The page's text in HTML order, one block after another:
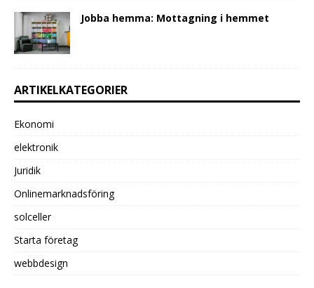
Jobba hemma: Mottagning i hemmet
ARTIKELKATEGORIER
Ekonomi
elektronik
Juridik
Onlinemarknadsföring
solceller
Starta företag
webbdesign